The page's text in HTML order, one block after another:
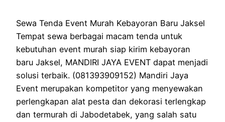
Sewa Tenda Event Murah Kebayoran Baru Jaksel
Tempat sewa berbagai macam tenda untuk
kebutuhan event murah siap kirim kebayoran
baru Jaksel, MANDIRI JAYA EVENT dapat menjadi
solusi terbaik. (081393909152) Mandiri Jaya
Event merupakan kompetitor yang menyewakan
perlengkapan alat pesta dan dekorasi terlengkap
dan termurah di Jabodetabek, yang salah satu